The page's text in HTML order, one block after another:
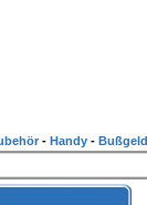
- Handy -